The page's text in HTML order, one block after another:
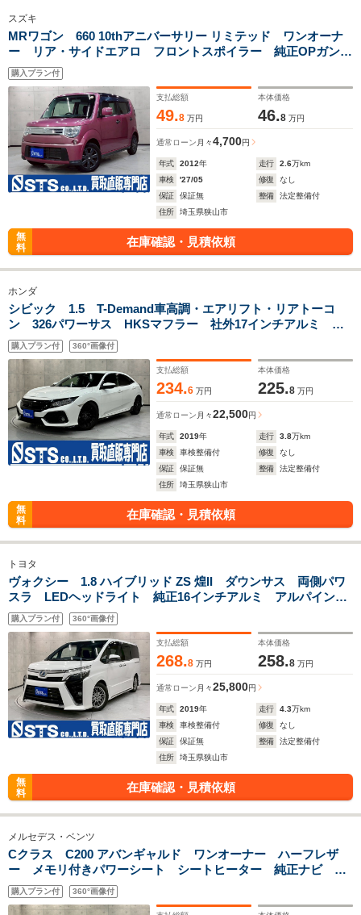
スズキ
MRワゴン 660 10thアニバーサリー リミテッド ワンオーナ
ー リア・サイドエアロ フロントスポイラー 純正OPガンメ
タ14AW ブラックルーフ テールガーニッシュ HIDライト
社外ナビ パワーシート シートヒーター スマートキー
E/Gスターター
購入プラン付
支払総額
49.8 万円
本体価格
46.8 万円
通常ローン 月々4,700円
年式 2012年 走行 2.6万km
車検
'27/05 修復
なし
保証
保証無 整備
法定整備付
住所
埼玉県狭山市
無
料
在庫確認・見積依頼
ホンダ
シビック 1.5 T-Demand車高調・エアリフト・リアトーコ
ン 326パワーサス HKSマフラー 社外17インチアルミ 後
席モニター OP革シート・パワーシート・シートヒーター ト
ランクオーディオ BT接続 ETC
購入プラン付 360°画像付
支払総額
234.6 万円
本体価格
225.8 万円
通常ローン 月々22,500円
年式 2019年 走行 3.8万km
車検
車検整備付 修復
なし
保証
保証無 整備
法定整備付
住所
埼玉県狭山市
無
料
在庫確認・見積依頼
トヨタ
ヴォクシー 1.8 ハイブリッド ZS 煌II ダウンサス 両側パワ
スラ LEDヘッドライト 純正16インチアルミ アルパインナ
ビ・フリップダウンモニター フルセグTV バックカメラ シ
ートヒーター オートクルーズ スマートキー スペアキー
ETC
購入プラン付 360°画像付
支払総額
268.8 万円
本体価格
258.8 万円
通常ローン 月々25,800円
年式 2019年 走行 4.3万km
車検
車検整備付 修復
なし
保証
保証無 整備
法定整備付
住所
埼玉県狭山市
無
料
在庫確認・見積依頼
メルセデス・ベンツ
Cクラス C200 アバンギャルド ワンオーナー ハーフレザ
ー メモリ付きパワーシート シートヒーター 純正ナビ フ
ルセグTV Bluetooth接続 バックカメラ 純正AW 衝突軽
減 クルコン ドラレコ スマートキー 予備キー ETC
購入プラン付 360°画像付